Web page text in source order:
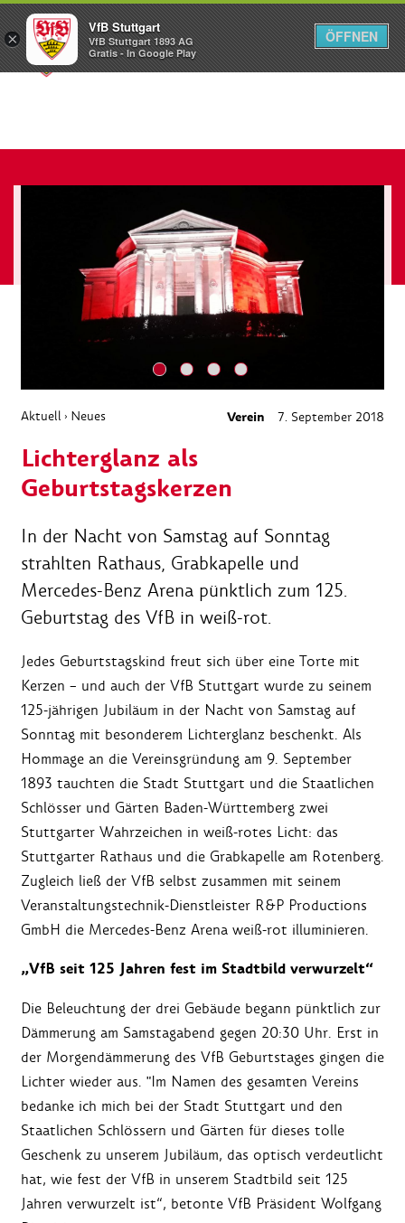
Menü
Aktuell › Neues Verein 7. September 2018
Lichterglanz als
Geburtstagskerzen
In der Nacht von Samstag auf Sonntag
strahlten Rathaus, Grabkapelle und
Mercedes-Benz Arena pünktlich zum 125.
Geburtstag des VfB in weiß-rot.
Jedes Geburtstagskind freut sich über eine Torte mit
Kerzen – und auch der VfB Stuttgart wurde zu seinem
125-jährigen Jubiläum in der Nacht von Samstag auf
Sonntag mit besonderem Lichterglanz beschenkt. Als
Hommage an die Vereinsgründung am 9. September
1893 tauchten die Stadt Stuttgart und die Staatlichen
Schlösser und Gärten Baden-Württemberg zwei
Stuttgarter Wahrzeichen in weiß-rotes Licht: das
Stuttgarter Rathaus und die Grabkapelle am Rotenberg.
Zugleich ließ der VfB selbst zusammen mit seinem
Veranstaltungstechnik-Dienstleister R&P Productions
GmbH die Mercedes-Benz Arena weiß-rot illuminieren.
„VfB seit 125 Jahren fest im Stadtbild verwurzelt“
Die Beleuchtung der drei Gebäude begann pünktlich zur
Dämmerung am Samstagabend gegen 20:30 Uhr. Erst in
der Morgendämmerung des VfB Geburtstages gingen die
Lichter wieder aus. "Im Namen des gesamten Vereins
bedanke ich mich bei der Stadt Stuttgart und den
Staatlichen Schlössern und Gärten für dieses tolle
Geschenk zu unserem Jubiläum, das optisch verdeutlicht
hat, wie fest der VfB in unserem Stadtbild seit 125
Jahren verwurzelt ist“, betonte VfB Präsident Wolfgang
×
VfB Stuttgart
VfB Stuttgart 1893 AG
Gratis - In Google Play
ÖFFNEN